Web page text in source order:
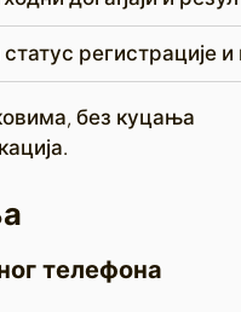
регистрације
без куцања
телефона